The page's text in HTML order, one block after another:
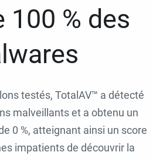
100 % des
testés, TotalAV™ a détecté
malveillants et a obtenu un
0 %, atteignant ainsi un score
impatients de découvrir la